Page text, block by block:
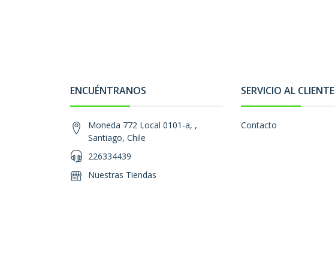
ENCUÉNTRANOS
Moneda 772 Local 0101-a, ,
Santiago, Chile
226334439
Nuestras Tiendas
SERVICIO AL CLIENTE
Contacto